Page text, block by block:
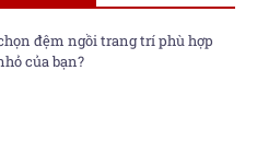
đệm ngồi trang trí phù hợp
của bạn?